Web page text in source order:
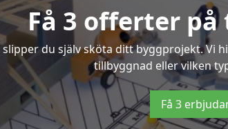
Få 3 offerter
du själv sköta ditt byggprojekt. Vi
tillbyggnad eller vilken
Få 3